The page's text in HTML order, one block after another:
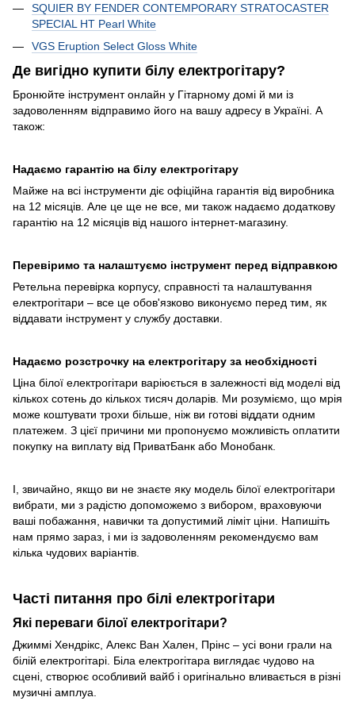
SQUIER BY FENDER CONTEMPORARY STRATOCASTER
SPECIAL HT Pearl White
VGS Eruption Select Gloss White
Де вигідно купити білу електрогітару?
Бронюйте інструмент онлайн у Гітарному домі й ми із
задоволенням відправимо його на вашу адресу в Україні. А
також:
Надаємо гарантію на білу електрогітару
Майже на всі інструменти діє офіційна гарантія від виробника
на 12 місяців. Але це ще не все, ми також надаємо додаткову
гарантію на 12 місяців від нашого інтернет-магазину.
Перевіримо та налаштуємо інструмент перед відправкою
Ретельна перевірка корпусу, справності та налаштування
електрогітари – все це обов'язково виконуємо перед тим, як
віддавати інструмент у службу доставки.
Надаємо розстрочку на електрогітару за необхідності
Ціна білої електрогітари варіюється в залежності від моделі від
кількох сотень до кількох тисяч доларів. Ми розуміємо, що мрія
може коштувати трохи більше, ніж ви готові віддати одним
платежем. З цієї причини ми пропонуємо можливість оплатити
покупку на виплату від ПриватБанк або Монобанк.
І, звичайно, якщо ви не знаєте яку модель білої електрогітари
вибрати, ми з радістю допоможемо з вибором, враховуючи
ваші побажання, навички та допустимий ліміт ціни. Напишіть
нам прямо зараз, і ми із задоволенням рекомендуємо вам
кілька чудових варіантів.
Часті питання про білі електрогітари
Які переваги білої електрогітари?
Джиммі Хендрікс, Алекс Ван Хален, Прінс – усі вони грали на
білій електрогітарі. Біла електрогітара виглядає чудово на
сцені, створює особливий вайб і оригінально вливається в різні
музичні амплуа.